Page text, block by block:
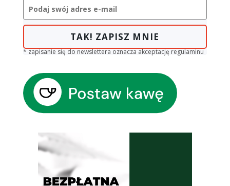
TAK! ZAPISZ MNIE
* zapisanie się do newslettera oznacza akceptację regulaminu